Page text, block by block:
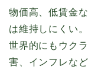
物価高、低賃金
は維持しにくい。
世界的にもウク
害、インフレな